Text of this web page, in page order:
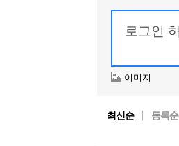
이미지
최신순 등록순